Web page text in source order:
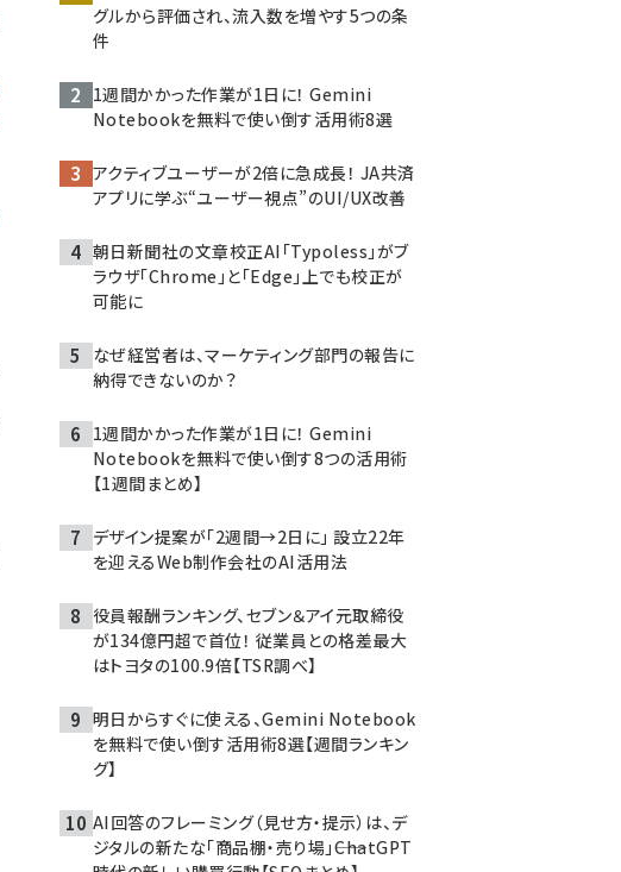
グルから評価され、流入数を増やす5つの条
件
1週間かかった作業が1日に！ Gemini
Notebookを無料で使い倒す活用術8選
アクティブユーザーが2倍に急成長！ JA共済
アプリに学ぶ“ユーザー視点”のUI/UX改善
朝日新聞社の文章校正AI「Typoless」がブ
ラウザ「Chrome」と「Edge」上でも校正が
可能に
なぜ経営者は、マーケティング部門の報告に
納得できないのか？
1週間かかった作業が1日に！ Gemini
Notebookを無料で使い倒す8つの活用術
【1週間まとめ】
デザイン提案が「2週間→2日に」 設立22年
を迎えるWeb制作会社のAI活用法
役員報酬ランキング、セブン＆アイ元取締役
が134億円超で首位！ 従業員との格差最大
はトヨタの100.9倍【TSR調べ】
明日からすぐに使える、Gemini Notebook
を無料で使い倒す活用術8選【週間ランキン
グ】
AI回答のフレーミング（見せ方・提示）は、デ
ジタルの新たな「商品棚・売り場」――ChatGPT